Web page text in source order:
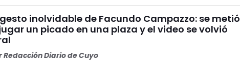
gesto inolvidable de Facundo Campazzo: se metió
un picado en una plaza y el video se volvió
Redacción Diario de Cuyo